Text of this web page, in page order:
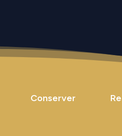
Conserver